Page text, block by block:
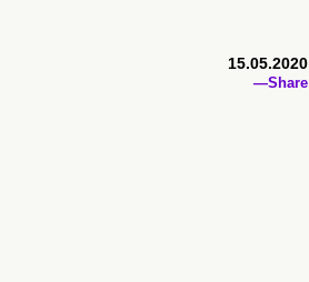
15.05.2020
—Share